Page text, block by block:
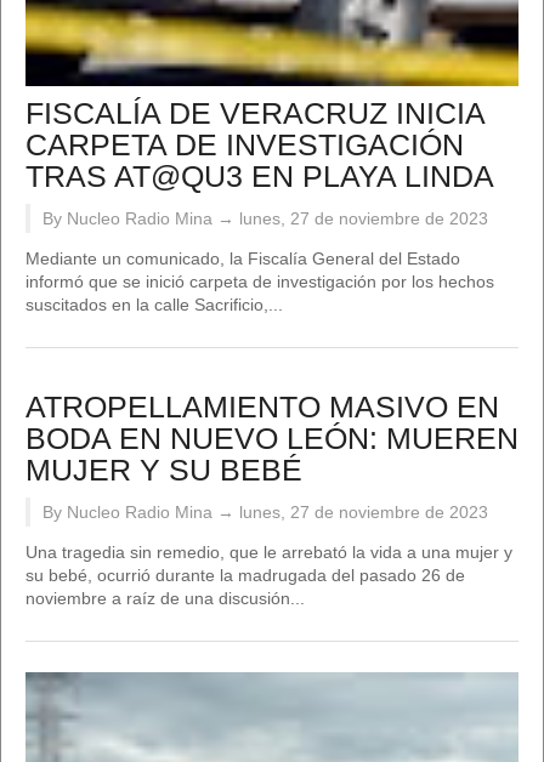
FISCALÍA DE VERACRUZ INICIA
CARPETA DE INVESTIGACIÓN
TRAS AT@QU3 EN PLAYA LINDA
By Nucleo Radio Mina → lunes, 27 de noviembre de 2023
Mediante un comunicado, la Fiscalía General del Estado
informó que se inició carpeta de investigación por los hechos
suscitados en la calle Sacrificio,...
ATROPELLAMIENTO MASIVO EN
BODA EN NUEVO LEÓN: MUEREN
MUJER Y SU BEBÉ
By Nucleo Radio Mina → lunes, 27 de noviembre de 2023
Una tragedia sin remedio, que le arrebató la vida a una mujer y
su bebé, ocurrió durante la madrugada del pasado 26 de
noviembre a raíz de una discusión...